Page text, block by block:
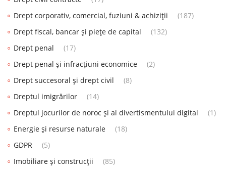
Drept corporativ, comercial, fuziuni & achiziții
(187)
Drept fiscal, bancar și piețe de capital
(132)
Drept penal
(17)
Drept penal și infracțiuni economice
(2)
Drept succesoral și drept civil
(8)
Dreptul imigrărilor
(14)
Dreptul jocurilor de noroc și al divertismentului digital
(1)
Energie și resurse naturale
(18)
GDPR
(5)
Imobiliare și construcții
(85)